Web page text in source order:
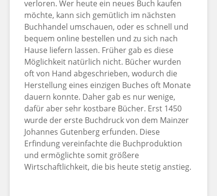
verloren. Wer heute ein neues Buch kaufen
möchte, kann sich gemütlich im nächsten
Buchhandel umschauen, oder es schnell und
bequem online bestellen und zu sich nach
Hause liefern lassen. Früher gab es diese
Möglichkeit natürlich nicht. Bücher wurden
oft von Hand abgeschrieben, wodurch die
Herstellung eines einzigen Buches oft Monate
dauern konnte. Daher gab es nur wenige,
dafür aber sehr kostbare Bücher. Erst 1450
wurde der erste Buchdruck von dem Mainzer
Johannes Gutenberg erfunden. Diese
Erfindung vereinfachte die Buchproduktion
und ermöglichte somit größere
Wirtschaftlichkeit, die bis heute stetig anstieg.